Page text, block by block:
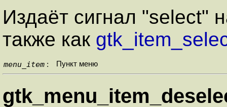
Издаёт сигнал "select"
также как
menu_item : Пункт меню